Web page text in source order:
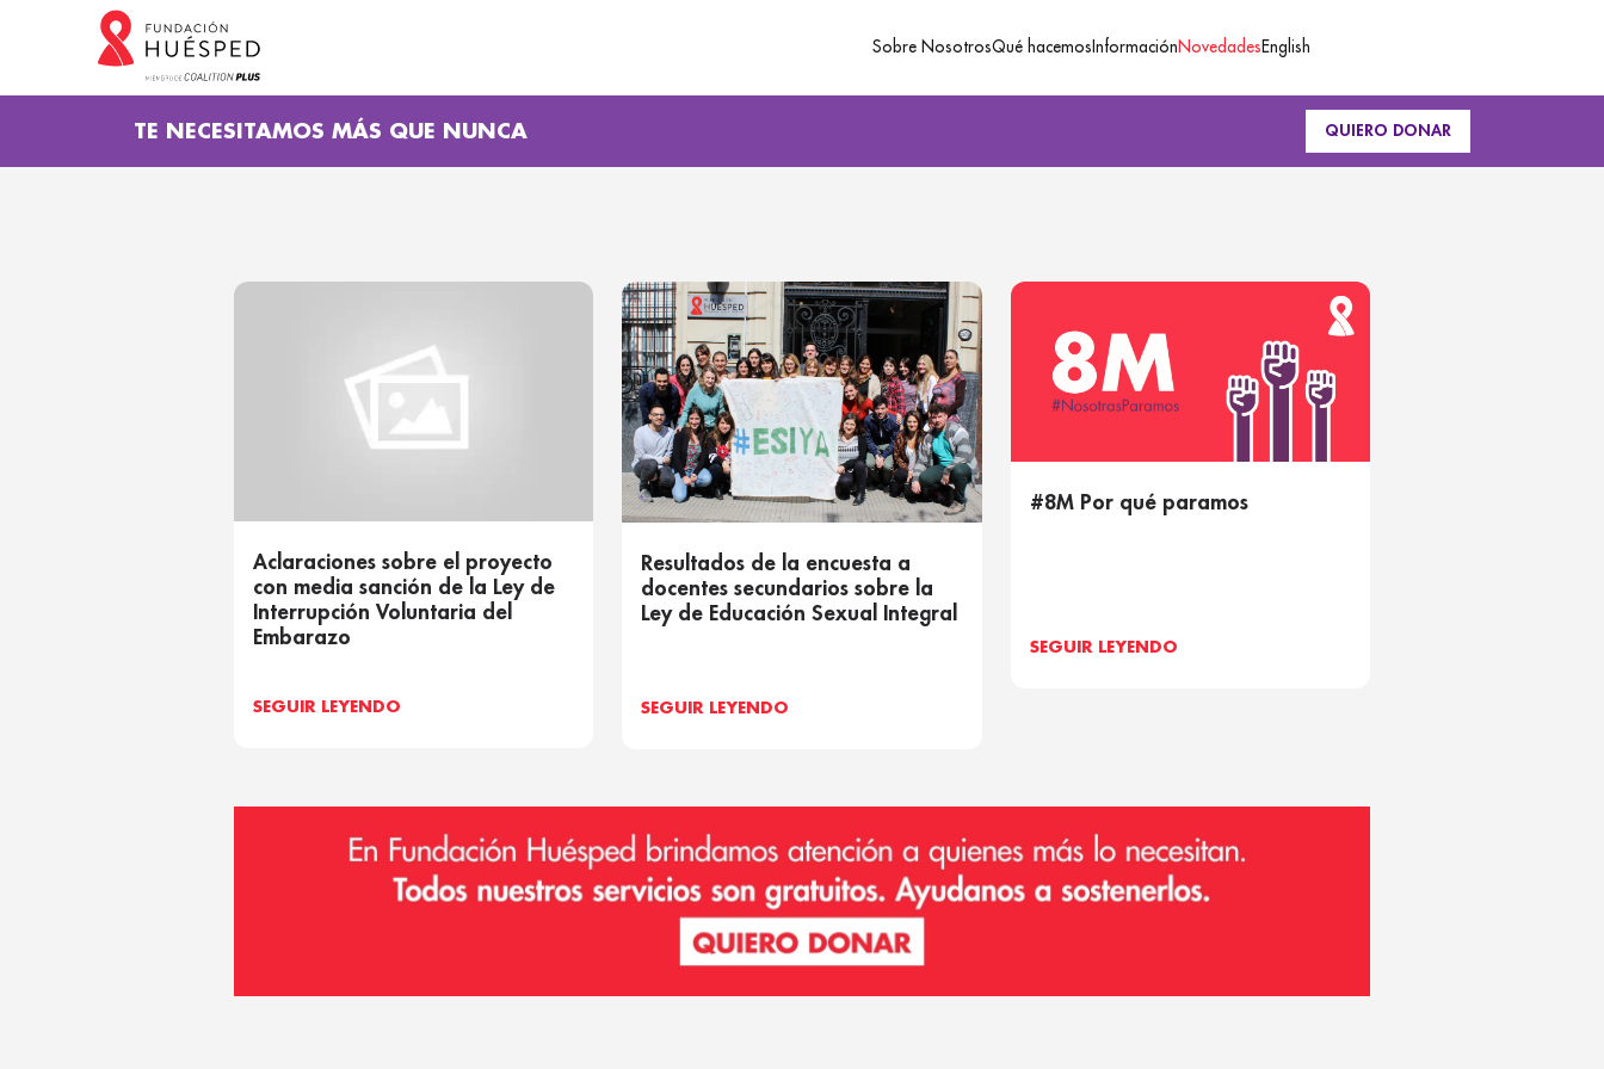
Sobre NosotrosQué hacemos Información Novedades English
TE NECESITAMOS MÁS QUE NUNCA QUIERO DONAR
Aclaraciones sobre el proyecto
con media sanción de la Ley de
Interrupción Voluntaria del
Embarazo
SEGUIR LEYENDO
Resultados de la encuesta a
docentes secundarios sobre la
Ley de Educación Sexual Integral
SEGUIR LEYENDO
#8M Por qué paramos
SEGUIR LEYENDO